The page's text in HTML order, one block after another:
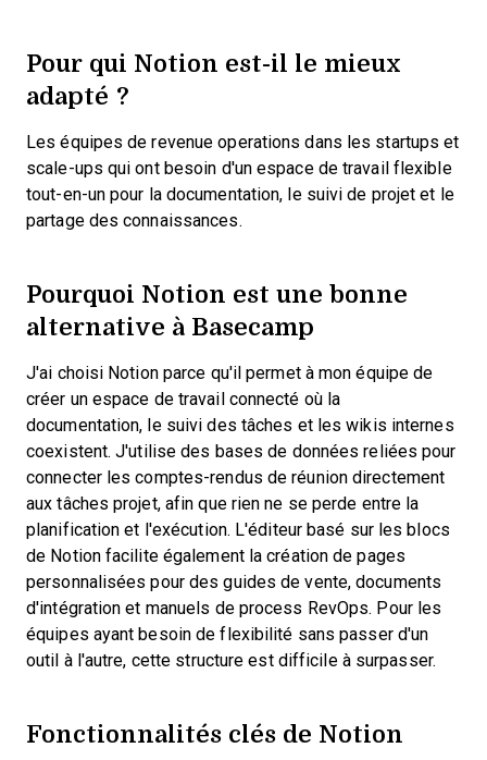
Pour qui Notion est-il le mieux
adapté ?
Les équipes de revenue operations dans les startups et
scale-ups qui ont besoin d'un espace de travail flexible
tout-en-un pour la documentation, le suivi de projet et le
partage des connaissances.
Pourquoi Notion est une bonne
alternative à Basecamp
J'ai choisi Notion parce qu'il permet à mon équipe de
créer un espace de travail connecté où la
documentation, le suivi des tâches et les wikis internes
coexistent. J'utilise des bases de données reliées pour
connecter les comptes-rendus de réunion directement
aux tâches projet, afin que rien ne se perde entre la
planification et l'exécution. L'éditeur basé sur les blocs
de Notion facilite également la création de pages
personnalisées pour des guides de vente, documents
d'intégration et manuels de process RevOps. Pour les
équipes ayant besoin de flexibilité sans passer d'un
outil à l'autre, cette structure est difficile à surpasser.
Fonctionnalités clés de Notion